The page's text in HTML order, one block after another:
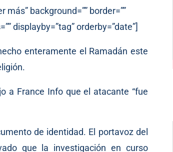
más” background=”” border=””
displayby=”tag” orderby=”date”]
enteramente el Ramadán este
a France Info que el atacante “fue
de identidad. El portavoz del
que la investigación en curso